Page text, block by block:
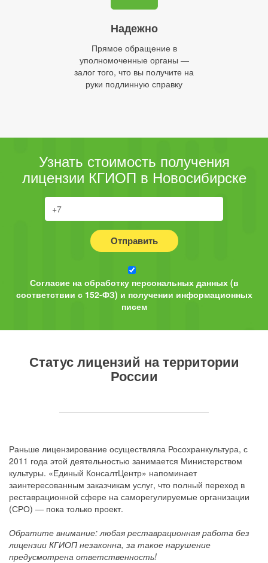
Надежно
Прямое обращение в
уполномоченные органы —
залог того, что вы получите на
руки подлинную справку
Узнать стоимость получения
лицензии КГИОП в Новосибирске
Отправить
Согласие на обработку персональных данных (в
соответствии с 152-ФЗ) и получении информационных
писем
Статус лицензий на территории
России
Раньше лицензирование осуществляла Росохранкультура, с
2011 года этой деятельностью занимается Министерством
культуры. «Единый КонсалтЦентр» напоминает
заинтересованным заказчикам услуг, что полный переход в
реставрационной сфере на саморегулируемые организации
(СРО) — пока только проект.
Обратите внимание: любая реставрационная работа без
лицензии КГИОП незаконна, за такое нарушение
предусмотрена ответственность!